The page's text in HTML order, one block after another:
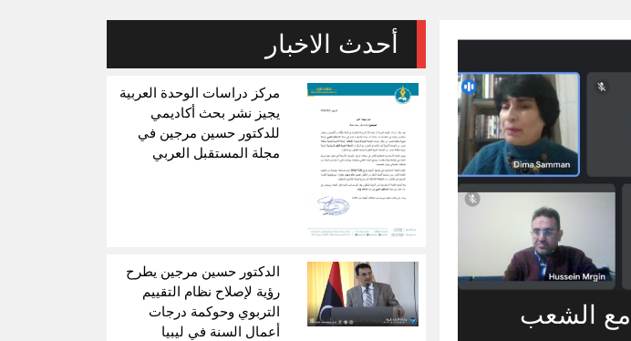
مع الشعب
أحدث الاخبار
مركز دراسات الوحدة العربية
يجيز نشر بحث أكاديمي
للدكتور حسين مرجين في
مجلة المستقبل العربي
الدكتور حسين مرجين يطرح
رؤية لإصلاح نظام التقييم
التربوي وحوكمة درجات
أعمال السنة في ليبيا